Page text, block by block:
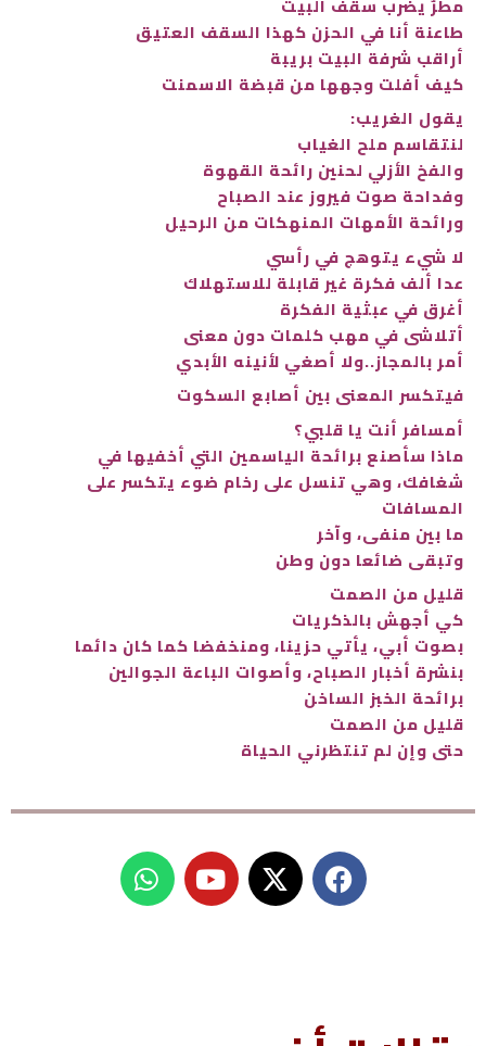
طاعنة أنا في الحزن كهذا السقف العتيق
أراقب شرفة البيت بريبة
كيف أفلت وجهها من قبضة الاسمنت
يقول الغريب:
لنتقاسم ملح الغياب
والفخ الأزلي لحنين رائحة القهوة
وفداحة صوت فيروز عند الصباح
ورائحة الأمهات المنهكات من الرحيل
لا شيء يتوهج في رأسي
عدا ألف فكرة غير قابلة للاستهلاك
أغرق في عبثية الفكرة
أتلاشى في مهب كلمات دون معنى
أمر بالمجاز..ولا أصغي لأنينه الأبدي
فيتكسر المعنى بين أصابع السكوت
أمسافر أنت يا قلبي؟
ماذا سأصنع برائحة الياسمين التي أخفيها في
شغافك، وهي تنسل على رخام ضوء يتكسر على
المسافات
ما بين منفى، وآخر
وتبقى ضائعا دون وطن
قليل من الصمت
كي أجهش بالذكريات
بصوت أبي، يأتي حزينا، ومنخفضا كما كان دائما
بنشرة أخبار الصباح، وأصوات الباعة الجوالين
برائحة الخبز الساخن
قليل من الصمت
حتى وإن لم تنتظرني الحياة
e
W
h
a
p